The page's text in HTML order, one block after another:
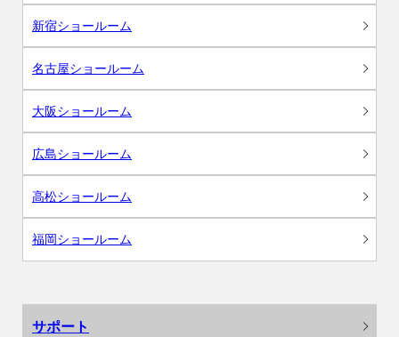
新宿ショールーム
名古屋ショールーム
大阪ショールーム
広島ショールーム
高松ショールーム
福岡ショールーム
サポート